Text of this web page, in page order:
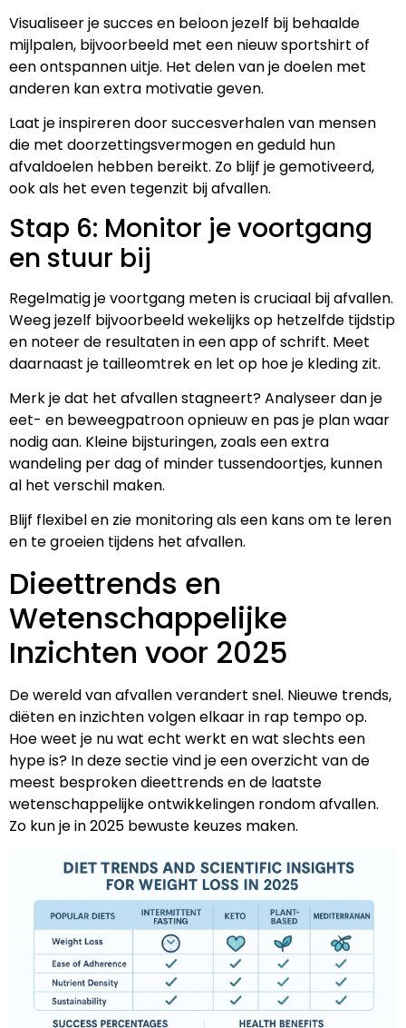
Visualiseer je succes en beloon jezelf bij behaalde
mijlpalen, bijvoorbeeld met een nieuw sportshirt of
een ontspannen uitje. Het delen van je doelen met
anderen kan extra motivatie geven.
Laat je inspireren door succesverhalen van mensen
die met doorzettingsvermogen en geduld hun
afvaldoelen hebben bereikt. Zo blijf je gemotiveerd,
ook als het even tegenzit bij afvallen.
Stap 6: Monitor je voortgang
en stuur bij
Regelmatig je voortgang meten is cruciaal bij afvallen.
Weeg jezelf bijvoorbeeld wekelijks op hetzelfde tijdstip
en noteer de resultaten in een app of schrift. Meet
daarnaast je tailleomtrek en let op hoe je kleding zit.
Merk je dat het afvallen stagneert? Analyseer dan je
eet- en beweegpatroon opnieuw en pas je plan waar
nodig aan. Kleine bijsturingen, zoals een extra
wandeling per dag of minder tussendoortjes, kunnen
al het verschil maken.
Blijf flexibel en zie monitoring als een kans om te leren
en te groeien tijdens het afvallen.
Dieettrends en
Wetenschappelijke
Inzichten voor 2025
De wereld van afvallen verandert snel. Nieuwe trends,
diëten en inzichten volgen elkaar in rap tempo op.
Hoe weet je nu wat echt werkt en wat slechts een
hype is? In deze sectie vind je een overzicht van de
meest besproken dieettrends en de laatste
wetenschappelijke ontwikkelingen rondom afvallen.
Zo kun je in 2025 bewuste keuzes maken.